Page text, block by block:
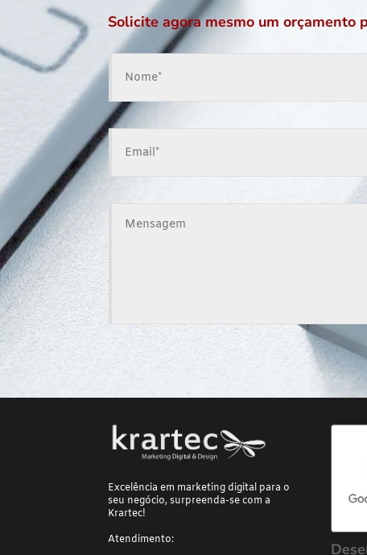
Solicite agora mesmo um orçamento
Excelência em marketing digital para o
seu negócio, surpreenda-se com a
Krartec!
Atendimento: